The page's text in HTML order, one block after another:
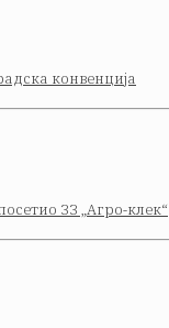
конвенција
ЗЗ „Агро-клек“